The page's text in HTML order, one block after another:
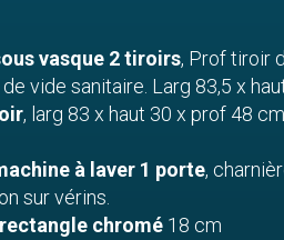
vasque 2 tiroirs, Prof tiroir
vide sanitaire. Larg 83,5 x
, larg 83 x haut 30 x prof 48
à laver 1 porte,
sur vérins.
chromé 18 cm